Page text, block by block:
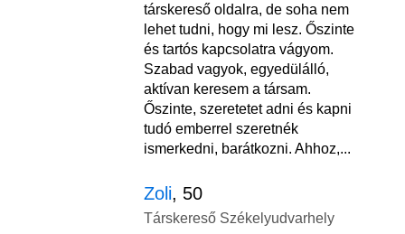
társkereső oldalra, de soha nem
lehet tudni, hogy mi lesz. Őszinte
és tartós kapcsolatra vágyom.
Szabad vagyok, egyedülálló,
aktívan keresem a társam.
Őszinte, szeretetet adni és kapni
tudó emberrel szeretnék
ismerkedni, barátkozni. Ahhoz,...
Zoli, 50
Társkereső Székelyudvarhely